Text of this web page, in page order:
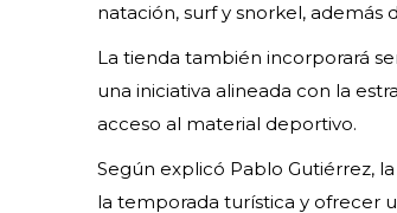
natación, surf y snorkel,
La tienda también incorporará
una iniciativa alineada con la
acceso al material deportivo.
Según explicó Pablo Gutiérrez,
la temporada turística y ofrecer